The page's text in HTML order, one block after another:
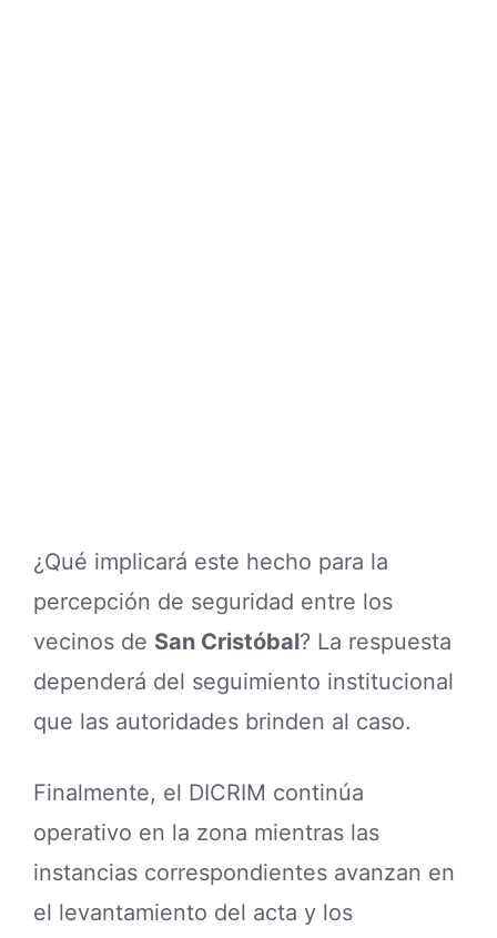
¿Qué implicará este hecho para la
percepción de seguridad entre los
vecinos de San Cristóbal? La respuesta
dependerá del seguimiento institucional
que las autoridades brinden al caso.
Finalmente, el DICRIM continúa
operativo en la zona mientras las
instancias correspondientes avanzan en
el levantamiento del acta y los